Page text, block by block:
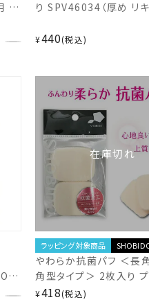
＞
り SPV46034（厚め リ
ポンジパフ ベースメイク
ー 化粧 ファンデーション
SHOBIDO shobido
¥440 税込
在庫切れ
ラッピング対象商品
やわらか抗菌パフ ＜長
角型タイプ＞ 2枚入り
ノコロイド成分 抗菌 清
¥418 税込